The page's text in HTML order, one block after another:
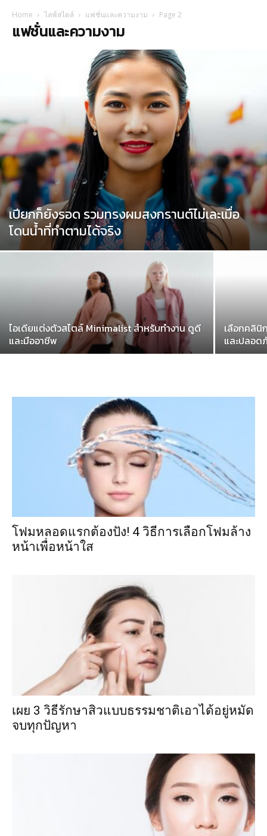
Home ไลฟ์สไตล์ แฟชั่นและความงาม Page 2
แฟชั่นและความงาม
เปียกก็ยังรอด รวมทรงผมสงกรานต์ไม่เละเมื่อ
โดนน้ำที่ทำตามได้จริง
ไอเดียแต่งตัวสไตล์ Minimalist สำหรับทำงาน ดูดี
และมืออาชีพ
เลือกคลินิ
และปลอด
โฟมหลอดแรกต้องปัง! 4 วิธีการเลือกโฟมล้าง
หน้าเพื่อหน้าใส
เผย 3 วิธีรักษาสิวแบบธรรมชาติเอาได้อยู่หมัด
จบทุกปัญหา